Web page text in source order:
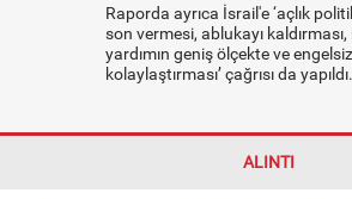
Raporda ayrıca İsrail'e ‘açlık
son vermesi, ablukayı
yardımın geniş ölçekte ve
kolaylaştırması’ çağrısı da yapıldı.
ALINTI